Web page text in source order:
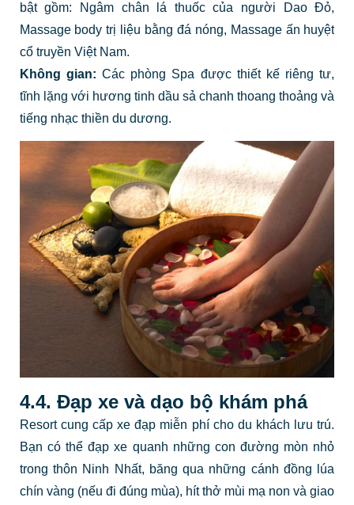
bật gồm: Ngâm chân lá thuốc của người Dao Đỏ,
Massage body trị liệu bằng đá nóng, Massage ấn huyệt
cổ truyền Việt Nam.
Không gian: Các phòng Spa được thiết kế riêng tư,
tĩnh lặng với hương tinh dầu sả chanh thoang thoảng và
tiếng nhạc thiền du dương.
4.4. Đạp xe và dạo bộ khám phá
Resort cung cấp xe đạp miễn phí cho du khách lưu trú.
Bạn có thể đạp xe quanh những con đường mòn nhỏ
trong thôn Ninh Nhất, băng qua những cánh đồng lúa
chín vàng (nếu đi đúng mùa), hít thở mùi mạ non và giao